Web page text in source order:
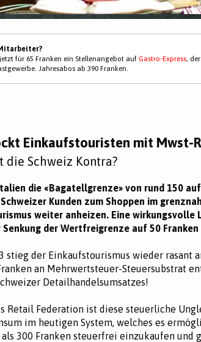
für 65 Franken ein Stellenangebot auf Gastro-Express,
Jahresabos ab 390 Franken.
Einkaufstouristen mit Mwst-
die Schweiz Kontra?
die «Bagatellgrenze» von rund 150
Kunden zum Shoppen im
weiter anheizen. Eine wirkungsvolle
Senkung der Wertfreigrenze auf 50
stieg der Einkaufstourismus wieder rasant
an Mehrwertsteuer-Steuersubstrat
Detailhandelsumsatzes!
Retail Federation ist diese steuerliche
im heutigen System, welches es
300 Franken steuerfrei einzukaufen und